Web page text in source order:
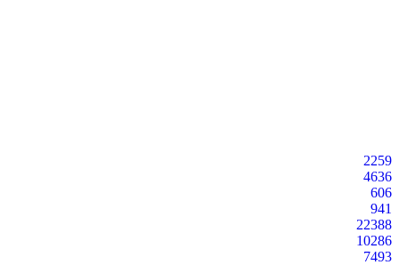
2259
4636
606
941
22388
10286
7493